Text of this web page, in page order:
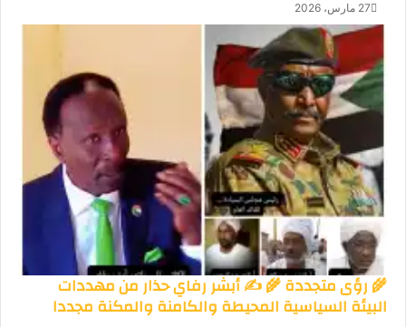
27 مارس، 2026
🌾 رؤى متجددة 🌾 ✍️ أبشر رفاي حذار من مهددات
البيئة السياسية المحيطة والكامنة والمكنة مجددا